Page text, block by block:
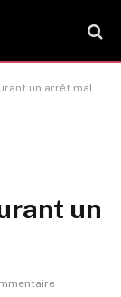
un arrêt maladie
un